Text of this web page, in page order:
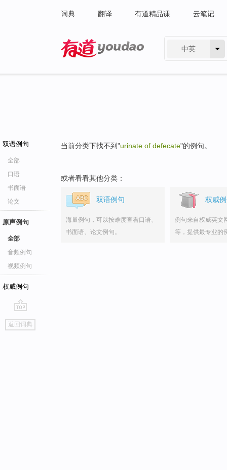
词典 翻译 有道精品课 云笔记
中英
双语例句
全部
口语
书面语
论文
原声例句
全部
音频例句
视频例句
权威例句
go
top
返回词典
当前分类下找不到"urinate of defecate"的例句。
或者看看其他分类：
双语例句
海量例句，可以按难度查看口语、
书面语、论文例句。
权威
例句来自权威英文
等，提供最专业的